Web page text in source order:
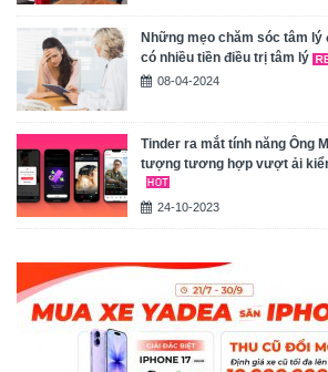
Những mẹo chăm sóc tâm lý
có nhiều tiền điều trị tâm lý
08-04-2024
Tinder ra mắt tính năng Ông
tượng tương hợp vượt ải
24-10-2023